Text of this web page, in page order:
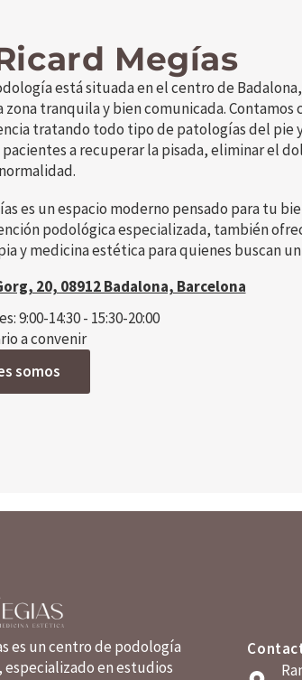
Megías
está situada en el centro de
zona tranquila y bien comunicada. Contamos
tratando todo tipo de patologías del pie
a recuperar la pisada, eliminar el
es un espacio moderno pensado para tu
podológica especializada, también
y medicina estética para quienes buscan
20, 08912 Badalona, Barcelona
9:00-14:30 - 15:30-20:00
a convenir
somos
es un centro de podología
especializado en estudios